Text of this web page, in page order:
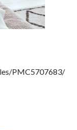
PMC5707683/